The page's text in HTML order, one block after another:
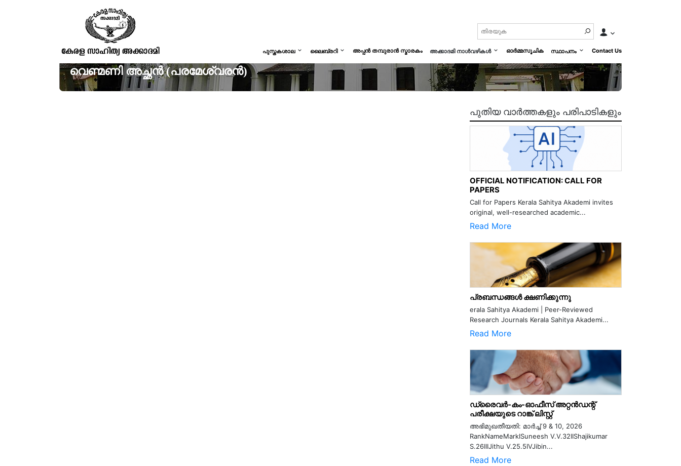
പുസ്തകശാല ലൈബ്രറി അപ്പൻ തമ്പുരാൻ സ്മാരകം അക്കാദമി നാൾവഴികൾ ഓർമ്മസൂചിക സ്ഥാപനം Contact Us
വെണ്മണി അച്ഛൻ (പരമേശ്വരൻ)
പുതിയ വാർത്തകളും പരിപാടികളും
OFFICIAL NOTIFICATION: CALL FOR
PAPERS
Call for Papers Kerala Sahitya Akademi invites
original, well-researched academic...
Read More
പ്രബന്ധങ്ങൾ ക്ഷണിക്കുന്നു
erala Sahitya Akademi | Peer-Reviewed
Research Journals Kerala Sahitya Akademi...
Read More
ഡ്രൈവർ-കം-ഓഫീസ് അറ്റൻഡന്റ്
പരീക്ഷയുടെ റാങ്ക് ലിസ്റ്റ്
അഭിമുഖതീയതി: മാർച്ച് 9 & 10, 2026
RankNameMarkISuneesh V.V.32IIShajikumar
S.26IIIJithu V.25.5IVJibin...
Read More